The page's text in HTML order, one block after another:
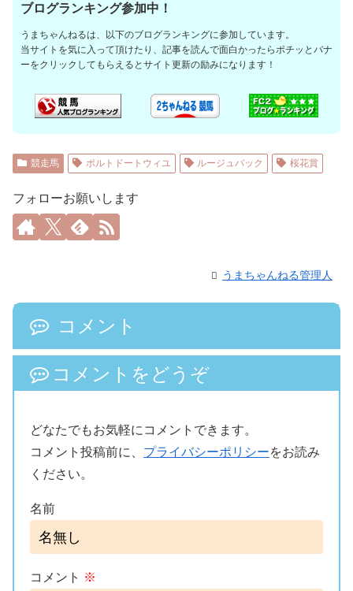
ブログランキング参加中！
うまちゃんねるは、以下のブログランキングに参加しています。
当サイトを気に入って頂けたり、記事を読んで面白かったらポチッとバナ
ーをクリックしてもらえるとサイト更新の励みになります！
競走馬 ポルトドートウィユ ルージュバック 桜花賞
フォローお願いします
うまちゃんねる管理人
コメント
コメントをどうぞ
どなたでもお気軽にコメントできます。
コメント投稿前に、 プライバシーポリシーをお読み
ください。
名前
コメント ※